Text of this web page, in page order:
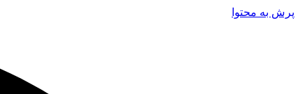
پرش به محتوا